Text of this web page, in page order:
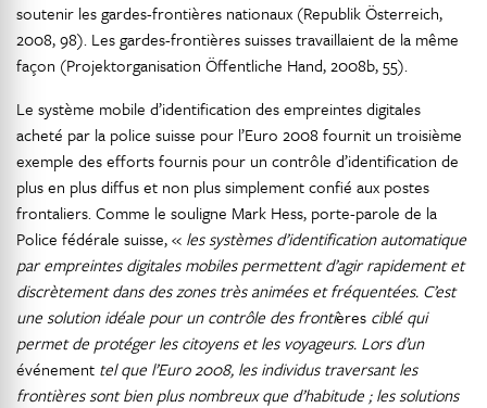
soutenir les gardes-frontières nationaux (Republik Österreich,
2008, 98). Les gardes-frontières suisses travaillaient de la même
façon (Projektorganisation Öffentliche Hand, 2008b, 55).
Le système mobile d’identification des empreintes digitales
acheté par la police suisse pour l’Euro 2008 fournit un troisième
exemple des efforts fournis pour un contrôle d’identification de
plus en plus diffus et non plus simplement confié aux postes
frontaliers. Comme le souligne Mark Hess, porte-parole de la
Police fédérale suisse, « les systèmes d’identification automatique
par empreintes digitales mobiles permettent d’agir rapidement et
discrètement dans des zones très animées et fréquentées. C’est
une solution idéale pour un contrôle des frontières ciblé qui
permet de protéger les citoyens et les voyageurs. Lors d’un
événement tel que l’Euro 2008, les individus traversant les
frontières sont bien plus nombreux que d’habitude ; les solutions